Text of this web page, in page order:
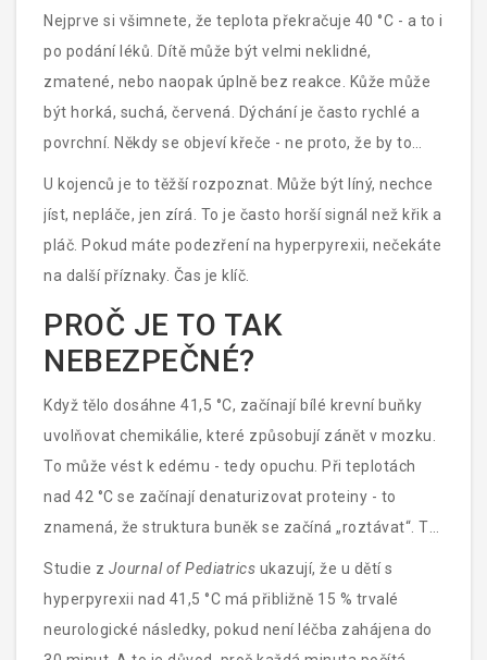
Nejprve si všimnete, že teplota překračuje 40 °C - a to i
po podání léků. Dítě může být velmi neklidné,
zmatené, nebo naopak úplně bez reakce. Kůže může
být horká, suchá, červená. Dýchání je často rychlé a
povrchní. Někdy se objeví křeče - ne proto, že by to
byla epilepsie, ale protože mozek přehřívá.
U kojenců je to těžší rozpoznat. Může být líný, nechce
jíst, nepláče, jen zírá. To je často horší signál než křik a
pláč. Pokud máte podezření na hyperpyrexii, nečekáte
na další příznaky. Čas je klíč.
PROČ JE TO TAK
NEBEZPEČNÉ?
Když tělo dosáhne 41,5 °C, začínají bílé krevní buňky
uvolňovat chemikálie, které způsobují zánět v mozku.
To může vést k edému - tedy opuchu. Při teplotách
nad 42 °C se začínají denaturizovat proteiny - to
znamená, že struktura buněk se začíná „roztávat“. To
je nevratné. Mozek, srdce, ledviny - všechny tyto
orgány mohou být poškozeny trvale.
Studie z Journal of Pediatrics ukazují, že u dětí s
hyperpyrexii nad 41,5 °C má přibližně 15 % trvalé
neurologické následky, pokud není léčba zahájena do